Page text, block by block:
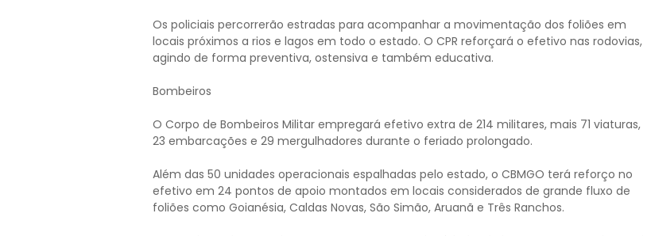
Os policiais percorrerão estradas para acompanhar a movimentação dos foliões em
locais próximos a rios e lagos em todo o estado. O CPR reforçará o efetivo nas rodovias,
agindo de forma preventiva, ostensiva e também educativa.
Bombeiros
O Corpo de Bombeiros Militar empregará efetivo extra de 214 militares, mais 71 viaturas,
23 embarcações e 29 mergulhadores durante o feriado prolongado.
Além das 50 unidades operacionais espalhadas pelo estado, o CBMGO terá reforço no
efetivo em 24 pontos de apoio montados em locais considerados de grande fluxo de
foliões como Goianésia, Caldas Novas, São Simão, Aruanã e Três Ranchos.